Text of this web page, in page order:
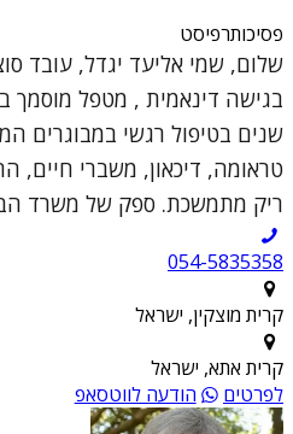
פסיכותרפיסט
שלום, שמי אליעד יגדל, עובד
שנים בטיפול רגשי במבוגרים
טראומה, דיכאון, משברי חיים,
ריק מתמשכת. ספק של משרד
054-5835358
קרית מוצקין, ישראל
קרית אתא, ישראל
לפרטים
הודעה לווטסאפ